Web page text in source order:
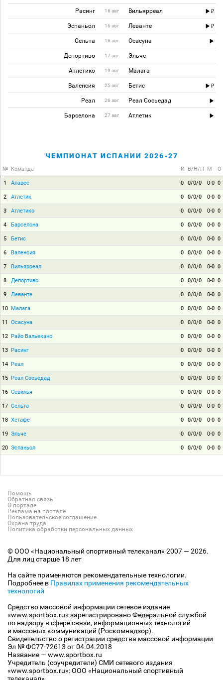
Расинг 16 авг Вильярреал
Эспаньол 16 авг Леванте
Сельта 16 авг Осасуна
Депортиво 17 авг Эльче
Атлетико 19 авг Малага
Валенсия 25 авг Бетис
Реал 26 авг Реал Сосьедад
Барселона 27 авг Атлетик
ЧЕМПИОНАТ ИСПАНИИ 2026-27
№ Команда И В/Н/П М О
1 Алавес 0 0/0/0 0-0 0
2 Атлетик 0 0/0/0 0-0 0
3 Атлетико 0 0/0/0 0-0 0
4 Барселона 0 0/0/0 0-0 0
5 Бетис 0 0/0/0 0-0 0
6 Валенсия 0 0/0/0 0-0 0
7 Вильярреал 0 0/0/0 0-0 0
8 Депортиво 0 0/0/0 0-0 0
9 Леванте 0 0/0/0 0-0 0
10 Малага 0 0/0/0 0-0 0
11 Осасуна 0 0/0/0 0-0 0
12 Райо Вальекано 0 0/0/0 0-0 0
13 Расинг 0 0/0/0 0-0 0
14 Реал 0 0/0/0 0-0 0
15 Реал Сосьедад 0 0/0/0 0-0 0
16 Севилья 0 0/0/0 0-0 0
17 Сельта 0 0/0/0 0-0 0
18 Хетафе 0 0/0/0 0-0 0
19 Эльче 0 0/0/0 0-0 0
20 Эспаньол 0 0/0/0 0-0 0
Помощь
Обратная связь
О портале
Реклама на портале
Пользовательское соглашение
Охрана труда
Политика обработки персональных данных
© ООО «Национальный спортивный телеканал» 2007 — 2026.
Для лиц старше 18 лет
На сайте применяются рекомендательные технологии.
Подробнее в Правилах применения рекомендательных
технологий
Средство массовой информации сетевое издание
«www.sportbox.ru» зарегистрировано Федеральной службой
по надзору в сфере связи, информационных технологий
и массовых коммуникаций (Роскомнадзор).
Свидетельство о регистрации средства массовой информации
Эл № ФС77-72613 от 04.04.2018
Название — www.sportbox.ru
Учредитель (соучредители) СМИ сетевого издания
«www.sportbox.ru»: ООО «Национальный спортивный